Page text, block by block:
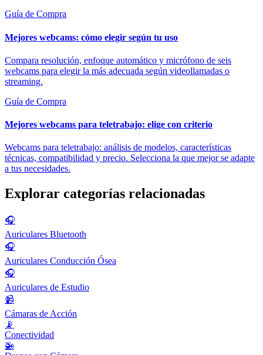
Guía de Compra
Mejores webcams: cómo elegir según tu uso
Compara resolución, enfoque automático y micrófono de seis
webcams para elegir la más adecuada según videollamadas o
streaming.
Guía de Compra
Mejores webcams para teletrabajo: elige con criterio
Webcams para teletrabajo: análisis de modelos, características
técnicas, compatibilidad y precio. Selecciona la que mejor se adapte
a tus necesidades.
Explorar categorías relacionadas
🎧
Auriculares Bluetooth
🎧
Auriculares Conducción Ósea
🎧
Auriculares de Estudio
📹
Cámaras de Acción
📡
Conectividad
🚁